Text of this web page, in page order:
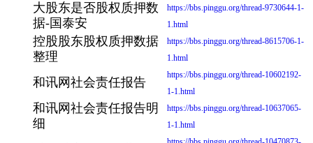
大股东是否股权质押数
据-国泰安
https://bbs.pinggu.org/thread-9730644-1-
1.html
控股股东股权质押数据
整理
https://bbs.pinggu.org/thread-8615706-1-
1.html
和讯网社会责任报告
https://bbs.pinggu.org/thread-10602192-
1-1.html
和讯网社会责任报告明
细
https://bbs.pinggu.org/thread-10637065-
1-1.html